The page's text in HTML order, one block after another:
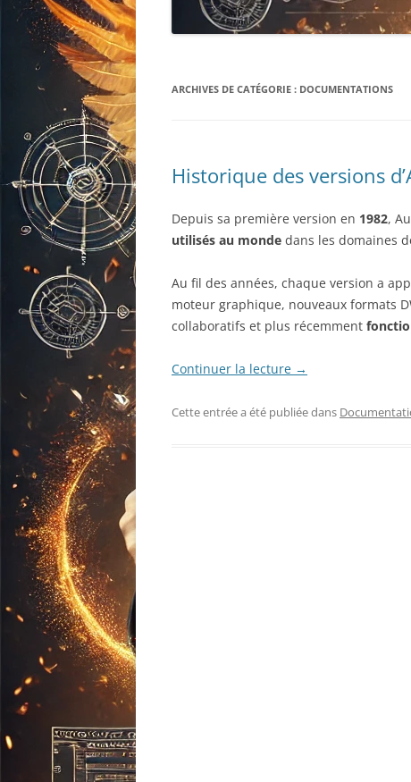
ARCHIVES DE CATÉGORIE : DOCUMENTATIONS
Historique des versions
Depuis sa première version en 1982,
utilisés au monde dans les domaines
Au fil des années, chaque version a
moteur graphique, nouveaux formats
collaboratifs et plus récemment
Continuer la lecture →
Cette entrée a été publiée dans